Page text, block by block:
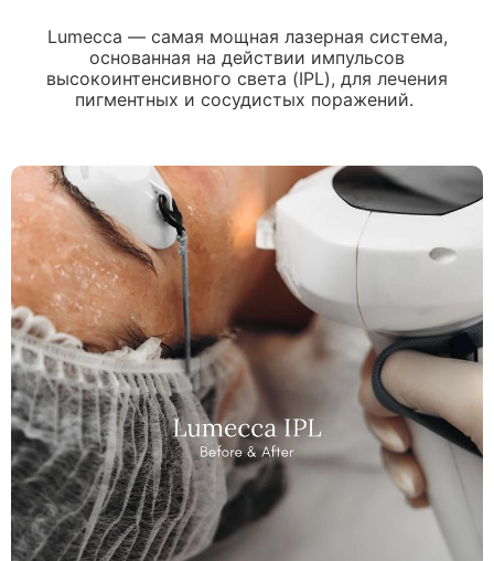
Lumecca — самая мощная лазерная система,
основанная на действии импульсов
высокоинтенсивного света (IPL), для лечения
пигментных и сосудистых поражений.